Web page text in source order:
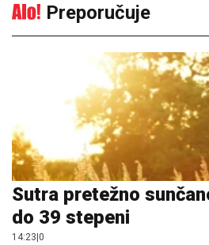
Preporučuje
Sutra pretežno
do 39 stepeni
14:23|0